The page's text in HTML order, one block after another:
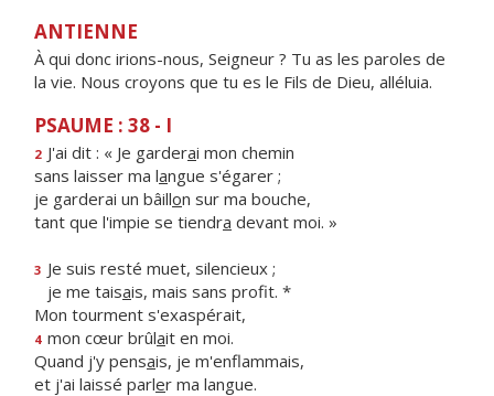
ANTIENNE
À qui donc irions-nous, Seigneur ? Tu as les paroles de
la vie. Nous croyons que tu es le Fils de Dieu, alléluia.
PSAUME : 38 - I
2 J'ai dit : « Je garderai mon chemin
sans laisser ma langue s'égarer ;
je garderai un bâillon sur ma bouche,
tant que l'impie se tiendra devant moi. »
3 Je suis resté muet, silencieux ;
je me taisais, mais sans profit. *
Mon tourment s'exaspérait,
4 mon cœur brûlait en moi.
Quand j'y pensais, je m'enflammais,
et j'ai laissé parler ma langue.